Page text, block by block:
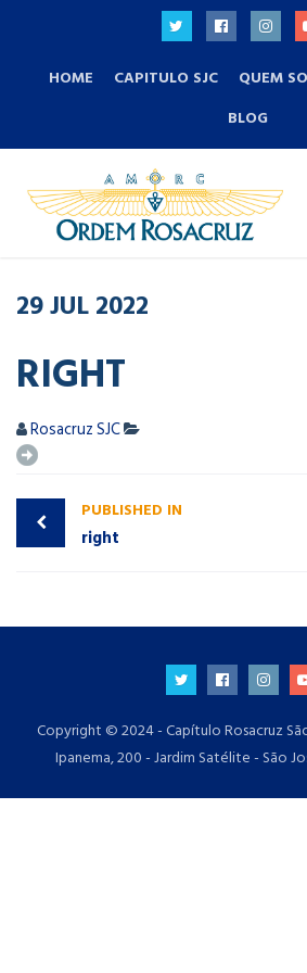
HOME CAPITULO SJC QUEM
BLOG
29JUL2022
RIGHT
Rosacruz SJC
PUBLISHED IN
right
Copyright © 2024 - Capítulo Rosacruz
Ipanema, 200 - Jardim Satélite - São